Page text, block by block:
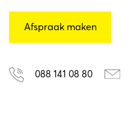
088 141 08 80